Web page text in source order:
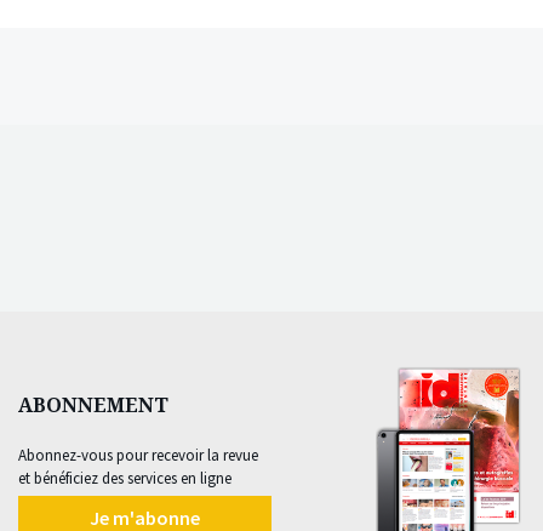
ABONNEMENT
Abonnez-vous pour recevoir la revue
et bénéficiez des services en ligne
Je m'abonne